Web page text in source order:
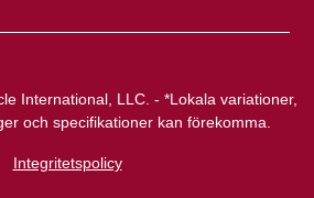
International, LLC. - *Lokala variationer,
och specifikationer kan förekomma.
Integritetspolicy